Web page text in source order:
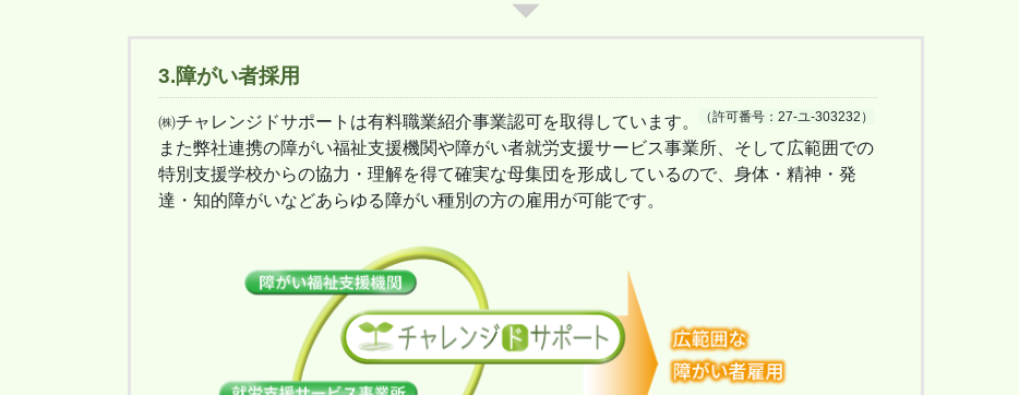
3.障がい者採用
㈱チャレンジドサポートは有料職業紹介事業認可を取得しています。 （許可番号：27-ユ-303232）
また弊社連携の障がい福祉支援機関や障がい者就労支援サービス事業所、そして広範囲での
特別支援学校からの協力・理解を得て確実な母集団を形成しているので、身体・精神・発
達・知的障がいなどあらゆる障がい種別の方の雇用が可能です。